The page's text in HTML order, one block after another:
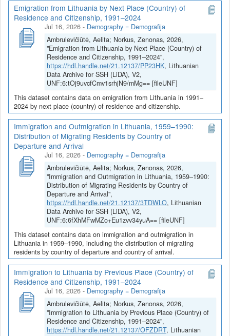
Emigration from Lithuania by Next Place (Country) of
Residence and Citizenship, 1991–2024
Jul 16, 2026 - Demography = Demografija
Ambrulevičiūtė, Aelita; Norkus, Zenonas, 2026,
"Emigration from Lithuania by Next Place (Country) of
Residence and Citizenship, 1991–2024",
https://hdl.handle.net/21.12137/PP23HK, Lithuanian
Data Archive for SSH (LiDA), V2,
UNF:6:tOj9uvcfCmv1srhjN9/mMg== [fileUNF]
This dataset contains data on emigration from Lithuania in 1991–
2024 by next place (country) of residence and citizenship.
Immigration and Outmigration in Lithuania, 1959–1990:
Distribution of Migrating Residents by Country of
Departure and Arrival
Jul 16, 2026 - Demography = Demografija
Ambrulevičiūtė, Aelita; Norkus, Zenonas, 2026,
"Immigration and Outmigration in Lithuania, 1959–1990:
Distribution of Migrating Residents by Country of
Departure and Arrival",
https://hdl.handle.net/21.12137/3TDWLO, Lithuanian
Data Archive for SSH (LiDA), V2,
UNF:6:6fXhMFwMZo+Eu1zvv34yuA== [fileUNF]
This dataset contains data on immigration and outmigration in
Lithuania in 1959–1990, including the distribution of migrating
residents by country of departure and country of arrival.
Immigration to Lithuania by Previous Place (Country) of
Residence and Citizenship, 1991–2024
Jul 16, 2026 - Demography = Demografija
Ambrulevičiūtė, Aelita; Norkus, Zenonas, 2026,
"Immigration to Lithuania by Previous Place (Country) of
Residence and Citizenship, 1991–2024",
https://hdl.handle.net/21.12137/OFZDRT, Lithuanian